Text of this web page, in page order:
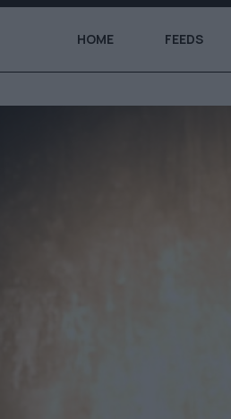
HOME FEEDS